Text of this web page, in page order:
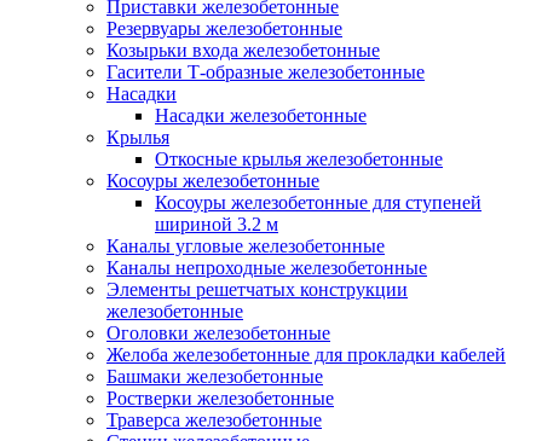
Приставки железобетонные
Резервуары железобетонные
Козырьки входа железобетонные
Гасители Т-образные железобетонные
Насадки
Насадки железобетонные
Крылья
Откосные крылья железобетонные
Косоуры железобетонные
Косоуры железобетонные для ступеней
шириной 3.2 м
Каналы угловые железобетонные
Каналы непроходные железобетонные
Элементы решетчатых конструкции
железобетонные
Оголовки железобетонные
Желоба железобетонные для прокладки кабелей
Башмаки железобетонные
Ростверки железобетонные
Траверса железобетонные